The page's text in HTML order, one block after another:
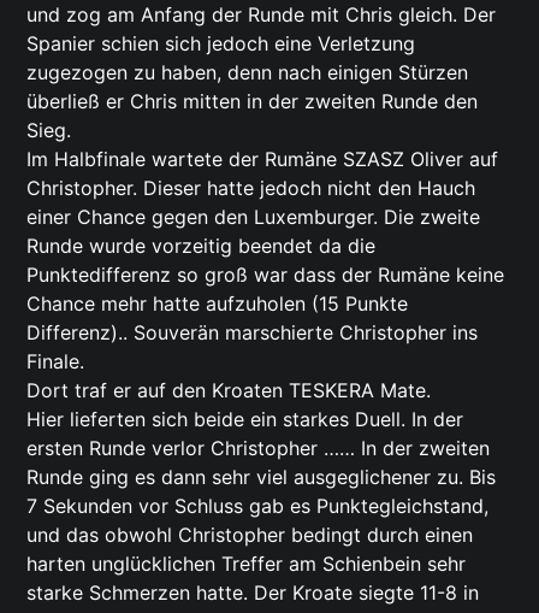
und zog am Anfang der Runde mit Chris gleich. Der
Spanier schien sich jedoch eine Verletzung
zugezogen zu haben, denn nach einigen Stürzen
überließ er Chris mitten in der zweiten Runde den
Sieg.
Im Halbfinale wartete der Rumäne SZASZ Oliver auf
Christopher. Dieser hatte jedoch nicht den Hauch
einer Chance gegen den Luxemburger. Die zweite
Runde wurde vorzeitig beendet da die
Punktedifferenz so groß war dass der Rumäne keine
Chance mehr hatte aufzuholen (15 Punkte
Differenz).. Souverän marschierte Christopher ins
Finale.
Dort traf er auf den Kroaten TESKERA Mate.
Hier lieferten sich beide ein starkes Duell. In der
ersten Runde verlor Christopher …… In der zweiten
Runde ging es dann sehr viel ausgeglichener zu. Bis
7 Sekunden vor Schluss gab es Punktegleichstand,
und das obwohl Christopher bedingt durch einen
harten unglücklichen Treffer am Schienbein sehr
starke Schmerzen hatte. Der Kroate siegte 11-8 in